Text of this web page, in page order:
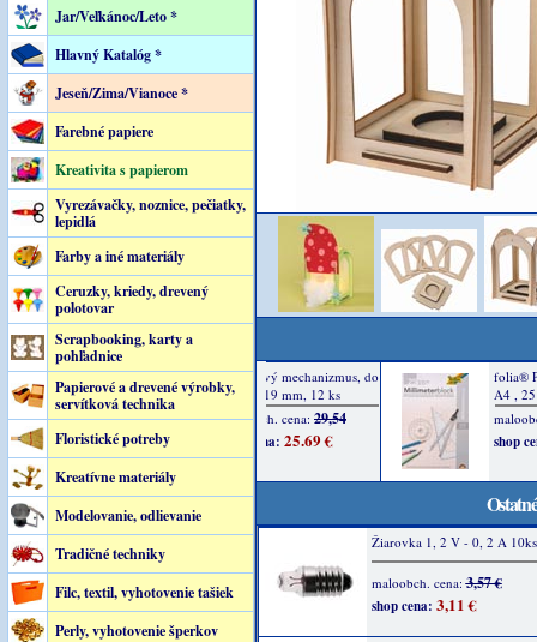
Jar/Veľkánoc/Leto *
Hlavný Katalóg *
Jeseň/Zima/Vianoce *
Farebné papiere
Kreativita s papierom
Vyrezávačky, noznice, pečiatky,
lepidlá
Farby a iné materiály
Ceruzky, kriedy, drevený
polotovar
Scrapbooking, karty a
pohľadnice
Papierové a drevené výrobky,
servítková technika
Floristické potreby
Kreatívne materiály
Modelovanie, odlievanie
Tradičné techniky
Filc, textil, vyhotovenie tašiek
Perly, vyhotovenie šperkov
Žiarovka 1, 2 V - 0, 2 A 10ks
maloobch. cena:3,57 €
shop cena: 3,11 €